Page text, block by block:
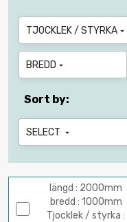
TJOCKLEK / STYRKA 
BREDD 
Sort by:
SELECT 
längd : 2000mm
bredd : 1000mm
Tjocklek / styrka :